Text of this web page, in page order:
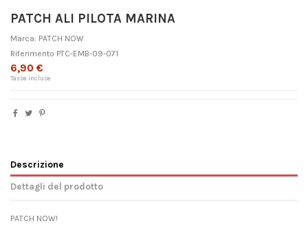
PATCH ALI PILOTA MARINA
Marca: PATCH NOW
Riferimento PTC-EMB-09-071
6,90 €
Tasse incluse
Descrizione
Dettagli del prodotto
PATCH NOW!